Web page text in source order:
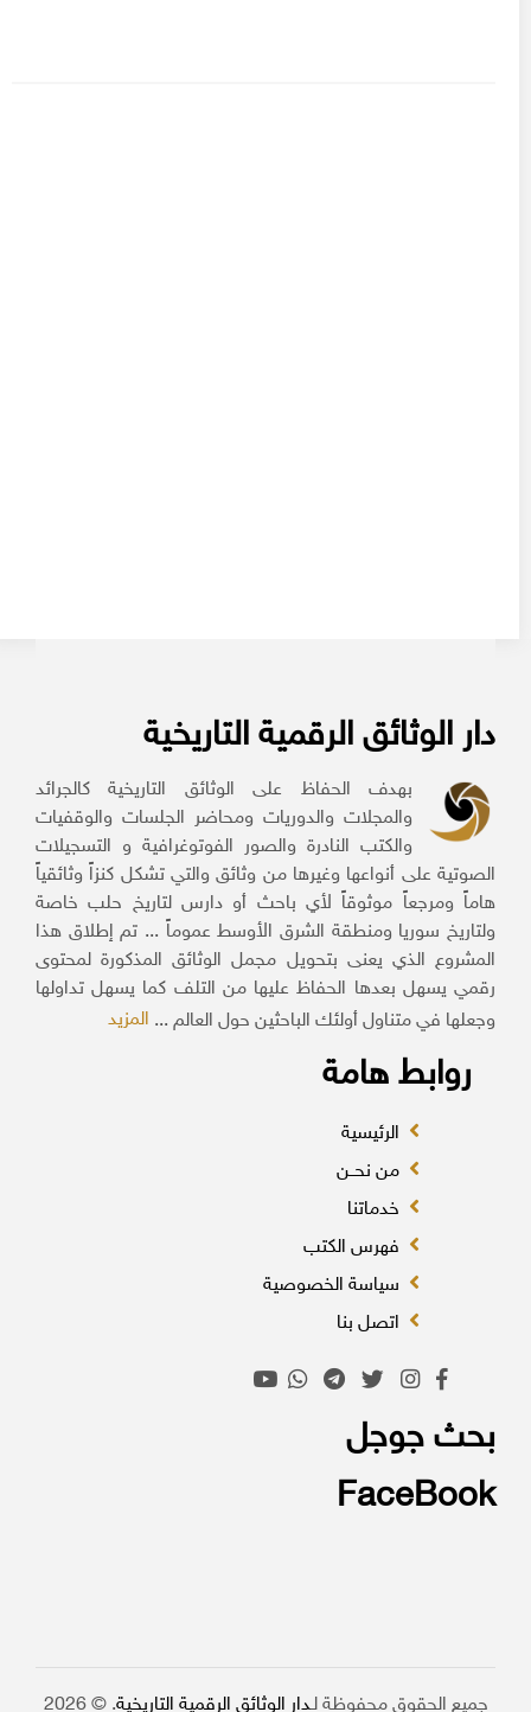
دار الوثائق الرقمية التاريخية
بهدف الحفاظ على الوثائق التاريخية كالجرائد
والمجلات والدوريات ومحاضر الجلسات والوقفيات
والكتب النادرة والصور الفوتوغرافية و التسجيلات
الصوتية على أنواعها وغيرها من وثائق والتي تشكل كنزاً وثائقياً
هاماً ومرجعاً موثوقاً لأي باحث أو دارس لتاريخ حلب خاصة
ولتاريخ سوريا ومنطقة الشرق الأوسط عموماً ... تم إطلاق هذا
المشروع الذي يعنى بتحويل مجمل الوثائق المذكورة لمحتوى
رقمي يسهل بعدها الحفاظ عليها من التلف كما يسهل تداولها
وجعلها في متناول أولئك الباحثين حول العالم ...المزيد
روابط هامة
الرئيسية
من نحــن
خدماتنا
فهرس الكتب
سياسة الخصوصية
اتصل بنا
بحث جوجل
FaceBook
جميع الحقوق محفوظة لـ دار الوثائق الرقمية التاريخية. © 2026